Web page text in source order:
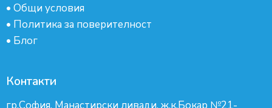
• Общи условия
• Политика за поверителност
• Блог
Контакти
гр.София, Манастирски ливади, ж.к.Бокар №21-